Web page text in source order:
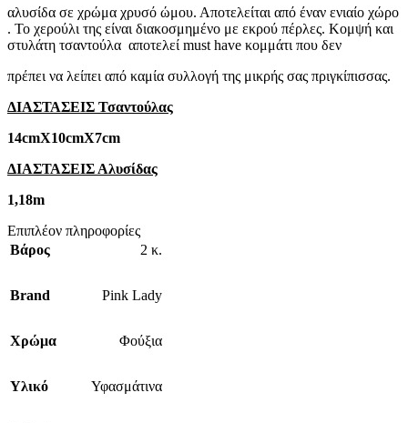
αλυσίδα σε χρώμα χρυσό ώμου. Αποτελείται από έναν ενιαίο χώρο
. Το χερούλι της είναι διακοσμημένο με εκρού πέρλες. Κομψή και
στυλάτη τσαντούλα αποτελεί must have κομμάτι που δεν
πρέπει να λείπει από καμία συλλογή της μικρής σας πριγκίπισσας.
ΔΙΑΣΤΑΣΕΙΣ Τσαντούλας
14cmΧ10cmΧ7cm
ΔΙΑΣΤΑΣΕΙΣ Αλυσίδας
1,18m
Επιπλέον πληροφορίες
Βάρος
2 κ.
Brand Pink Lady
Χρώμα Φούξια
Υλικό Υφασμάτινα